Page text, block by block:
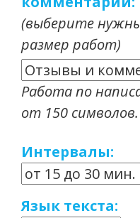
(выберите
размер работ)
Работа по
от 150 символов.
Интервалы:
Язык текста: